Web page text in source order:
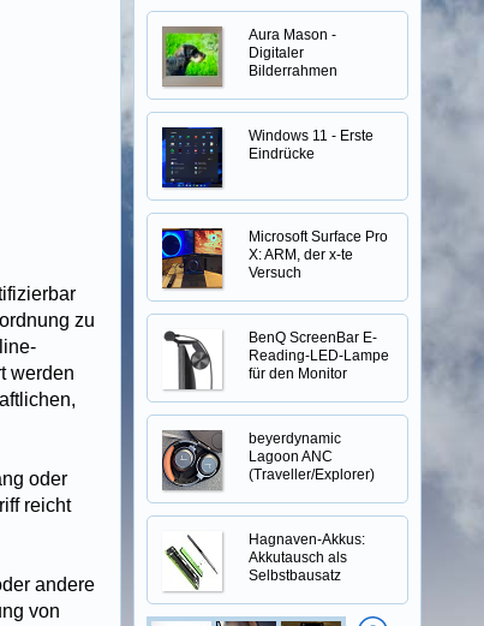
zu
werden
oder
reicht
andere
von
Aura Mason -
Digitaler
Bilderrahmen
Windows 11 - Erste
Eindrücke
Microsoft Surface Pro
X: ARM, der x-te
Versuch
BenQ ScreenBar E-
Reading-LED-Lampe
für den Monitor
beyerdynamic
Lagoon ANC
(Traveller/Explorer)
Hagnaven-Akkus:
Akkutausch als
Selbstbausatz